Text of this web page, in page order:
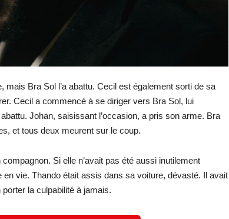
Bra Sol l’a abattu. Cecil est également sorti de sa
Cecil a commencé à se diriger vers Bra Sol, lui
Johan, saisissant l’occasion, a pris son arme. Bra
et tous deux meurent sur le coup.
Si elle n’avait pas été aussi inutilement
vie. Thando était assis dans sa voiture, dévasté. Il avait
la culpabilité à jamais.